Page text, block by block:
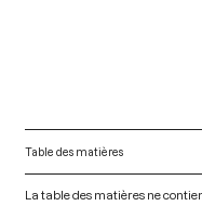
Table des matières
La table des matières ne